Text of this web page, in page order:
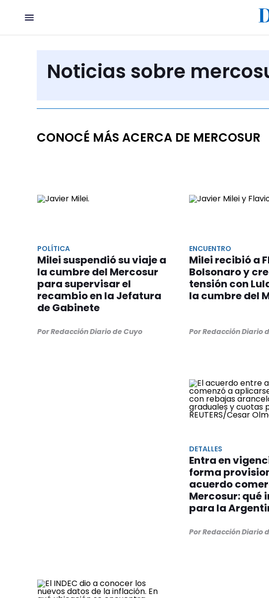
Noticias sobre
CONOCÉ MÁS ACERCA DE MERCOSUR
POLÍTICA
Milei suspendió su viaje a
la cumbre del Mercosur
para supervisar el
recambio en la Jefatura
de Gabinete
Por Redacción Diario de Cuyo
ENCUENTRO
Milei recibió a
Bolsonaro y
tensión con
la cumbre del
Por Redacción Diario
DETALLES
Entra en
forma
acuerdo
Mercosur: qué
para la
Por Redacción Diario